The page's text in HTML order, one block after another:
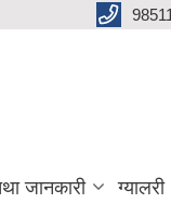
जानकारी ग्यालरी